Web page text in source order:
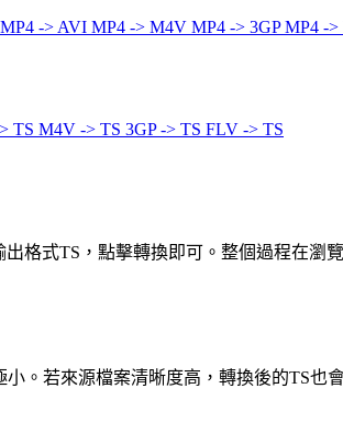
MP4 -> AVI MP4 -> M4V MP4 -> 3GPMP4 -
TS M4V -> TS 3GP -> TS FLV -> TS
格式TS，點擊轉換即可。整個過程在瀏
。若來源檔案清晰度高，轉換後的TS也